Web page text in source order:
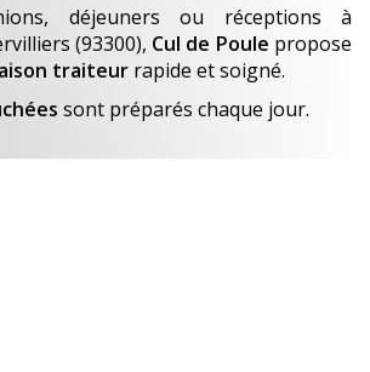
déjeuners ou réceptions à
(93300), Cul de Poule propose
traiteur rapide et soigné.
sont préparés chaque jour.